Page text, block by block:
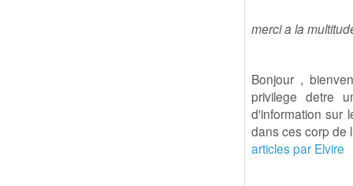
merci a la
Bonjour ,
privilege detre
d'information sur
dans ces corp de
articles par Elvire